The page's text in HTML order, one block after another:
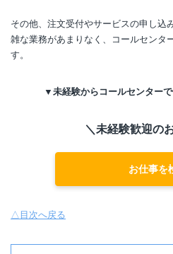
その他、注文受付やサービスの申し込
雑な業務があまりなく、コールセンタ
す。
▼未経験からコールセンター
＼未経験歓迎の
お仕事を
△目次へ戻る